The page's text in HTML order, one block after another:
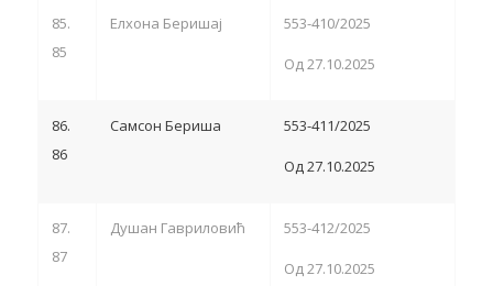
85.
85
Елхона Беришај 553-410/2025
Од 27.10.2025
86.
86
Самсон Бериша 553-411/2025
Од 27.10.2025
87.
87
Душан Гавриловић 553-412/2025
Од 27.10.2025